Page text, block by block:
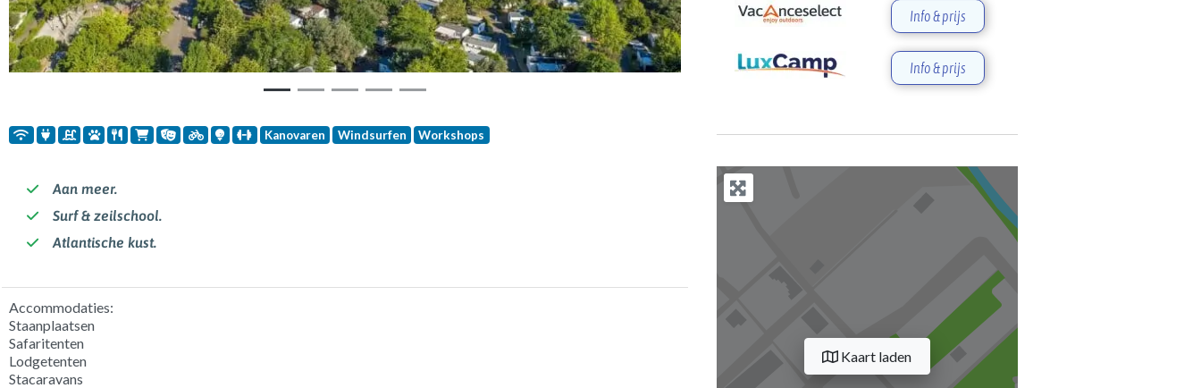
Kanovaren Windsurfen Workshops
Aan meer.
Surf & zeilschool.
Atlantische kust.
Accommodaties:
Staanplaatsen
Safaritenten
Lodgetenten
Stacaravans
Info & prijs
Info & prijs
Kaart laden